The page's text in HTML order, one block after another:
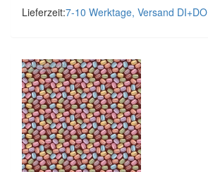
Lieferzeit:7-10 Werktage, Versand DI+DO